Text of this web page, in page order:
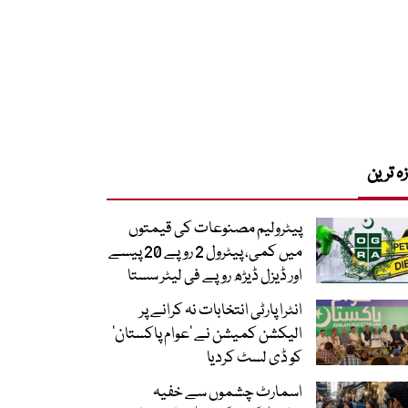
ترین
پیٹرولیم مصنوعات کی قیمتوں
میں کمی، پیٹرول 2 روپے 20 پیسے
اور ڈیزل ڈیڑھ روپے فی لیٹر سستا
انٹرا پارٹی انتخابات نہ کرانے پر
الیکشن کمیشن نے ’عوام پاکستان‘
کو ڈی لسٹ کردیا
اسمارٹ چشموں سے خفیہ